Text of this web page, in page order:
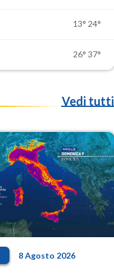
13° 24°
26° 37°
Vedi tutti
8 Agosto 2026